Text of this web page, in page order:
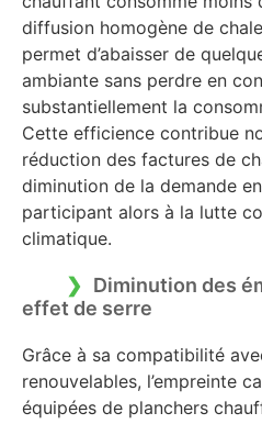
diffusion homogène de
permet d’abaisser de
ambiante sans perdre en
substantiellement la
Cette efficience contribue
réduction des factures de
diminution de la demande
participant alors à la lutte
climatique.
Diminution des
effet de serre
Grâce à sa compatibilité
renouvelables, l’empreinte
équipées de planchers